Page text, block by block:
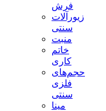
فرش
زیورآلات
سنتی
منبت
خاتم
کاری
حجم‌های
فلزی
سنتی
مینا